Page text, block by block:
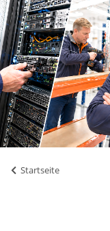
Startseite